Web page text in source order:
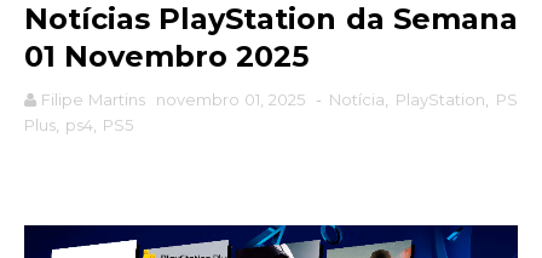
Notícias PlayStation da Semana
01 Novembro 2025
Filipe Martins novembro 01, 2025 - Notícia PlayStation
PS
Plus ps4 PS5